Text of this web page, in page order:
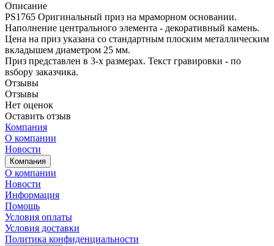
Описание
PS1765 Оригинальный приз на мраморном основании.
Наполнение центрального элемента - декоративный камень.
Цена на приз указана со стандартным плоским металлическим
вкладышем диаметром 25 мм.
Приз представлен в 3-х размерах. Текст гравировки - по
вsбору заказчика.
Отзывы
Отзывы
Нет оценок
Оставить отзыв
Компания
О компании
Новости
Компания
О компании
Новости
Информация
Помощь
Условия оплаты
Условия доставки
Политика конфиденциальности